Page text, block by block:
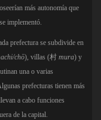
más autonomía que
implementó.
prefectura se subdivide en
chō), villas (村 mura) y
una o varias
prefecturas tienen más
a cabo funciones
de la capital.